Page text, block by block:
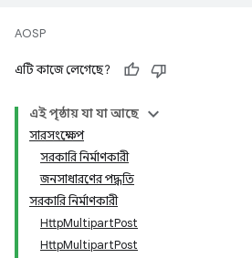
AOSP
এটি কাজে লেগেছে?
এই পৃষ্ঠায় যা যা আছে
সারসংক্ষেপ
সরকারি নির্মাণকারী
জনসাধারণের পদ্ধতি
সরকারি নির্মাণকারী
HttpMultipartPost
HttpMultipartPost